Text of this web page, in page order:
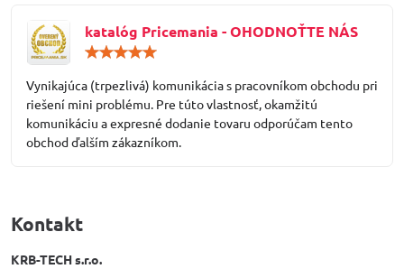
katalóg Pricemania - OHODNOŤTE NÁS
5
Vynikajúca (trpezlivá) komunikácia s pracovníkom obchodu pri
riešení mini problému. Pre túto vlastnosť, okamžitú
komunikáciu a expresné dodanie tovaru odporúčam tento
obchod ďalším zákazníkom.
Kontakt
KRB-TECH s.r.o.